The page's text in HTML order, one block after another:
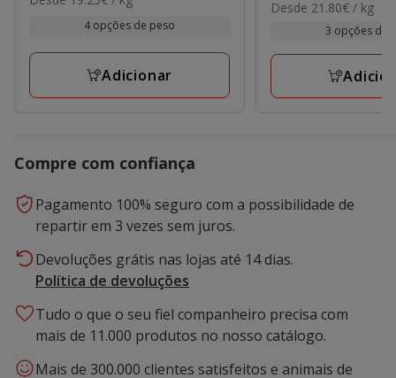
4 opções de peso
Adicionar
de
a
21.80€
Desde 21.80€ / kg
3 opções de
Compre com confiança
Pagamento 100% seguro com a possibilidade de
repartir em 3 vezes sem juros.
Devoluções grátis nas lojas até 14 dias.
Política de devoluções
Tudo o que o seu fiel companheiro precisa com
mais de 11.000 produtos no nosso catálogo.
Mais de 300.000 clientes satisfeitos e animais de